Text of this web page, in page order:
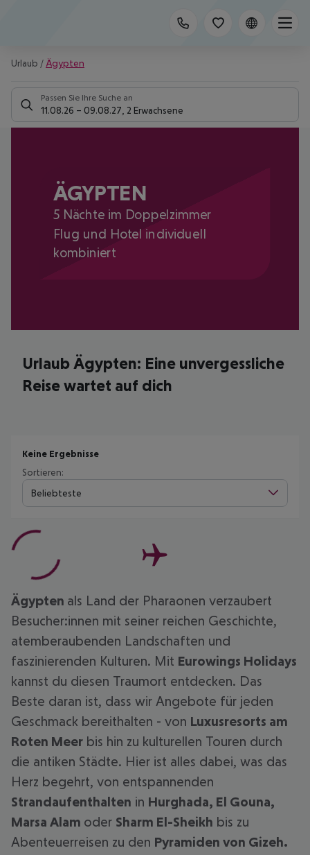
Urlaub / Ägypten
Passen Sie Ihre Suche an
11.08.26 – 09.08.27 2 Erwachsene
ÄGYPTEN
5 Nächte im Doppelzimmer
Flug und Hotel individuell
kombiniert
Urlaub Ägypten: Eine unvergessliche
Reise wartet auf dich
Keine Ergebnisse
Sortieren:
Beliebteste
Ägypten als Land der Pharaonen verzaubert
Besucher:innen mit seiner reichen Geschichte,
atemberaubenden Landschaften und
faszinierenden Kulturen. Mit Eurowings Holidays
kannst du diesen Traumort entdecken. Das
Beste daran ist, dass wir Angebote für jeden
Geschmack bereithalten - von Luxusresorts am
Roten Meer bis hin zu kulturellen Touren durch
die antiken Städte. Hier ist alles dabei, was das
Herz begehrt, von entspannenden
Strandaufenthalten in Hurghada, El Gouna,
Marsa Alam oder Sharm El-Sheikh bis zu
Abenteuerreisen zu den Pyramiden von Gizeh.